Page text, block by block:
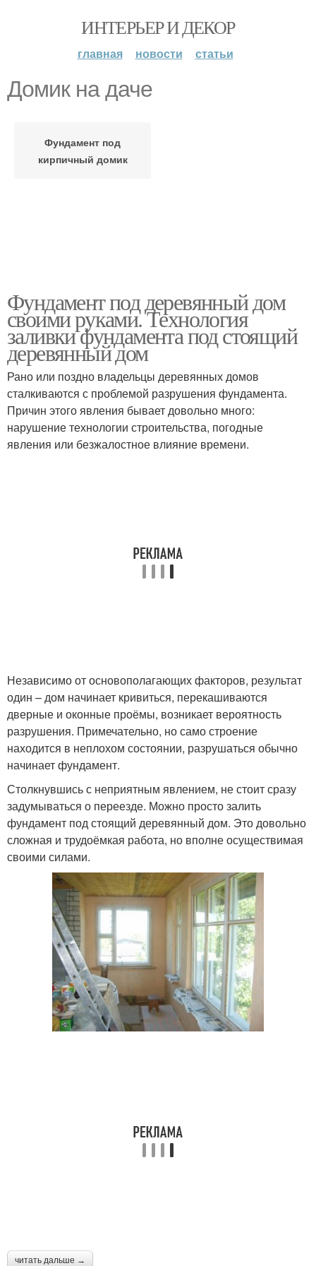
ИНТЕРЬЕР И ДЕКОР
главная новости статьи
Домик на даче
Фундамент под
кирпичный домик
Фундамент под деревянный дом
своими руками. Технология
заливки фундамента под стоящий
деревянный дом
Рано или поздно владельцы деревянных домов
сталкиваются с проблемой разрушения фундамента.
Причин этого явления бывает довольно много:
нарушение технологии строительства, погодные
явления или безжалостное влияние времени.
Независимо от основополагающих факторов, результат
один – дом начинает кривиться, перекашиваются
дверные и оконные проёмы, возникает вероятность
разрушения. Примечательно, но само строение
находится в неплохом состоянии, разрушаться обычно
начинает фундамент.
Столкнувшись с неприятным явлением, не стоит сразу
задумываться о переезде. Можно просто залить
фундамент под стоящий деревянный дом. Это довольно
сложная и трудоёмкая работа, но вполне осуществимая
своими силами.
читать дальше →